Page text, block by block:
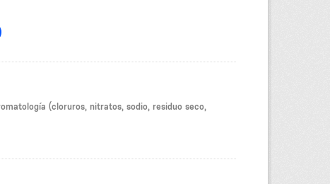
(cloruros, nitratos, sodio, residuo seco,